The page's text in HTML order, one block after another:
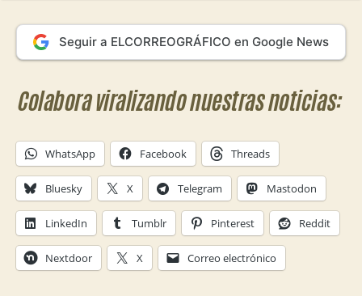
Seguir a ELCORREOGRÁFICO en Google News
Colabora viralizando nuestras noticias:
WhatsApp Facebook Threads
Bluesky X Telegram Mastodon
LinkedIn Tumblr Pinterest Reddit
Nextdoor X Correo electrónico